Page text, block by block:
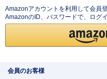
Amazonアカウントを利用して会員
AmazonのID、パスワードで、ログ
会員のお客様